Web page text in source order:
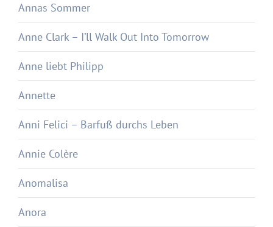
Annas Sommer
Anne Clark – I’ll Walk Out Into Tomorrow
Anne liebt Philipp
Annette
Anni Felici – Barfuß durchs Leben
Annie Colère
Anomalisa
Anora